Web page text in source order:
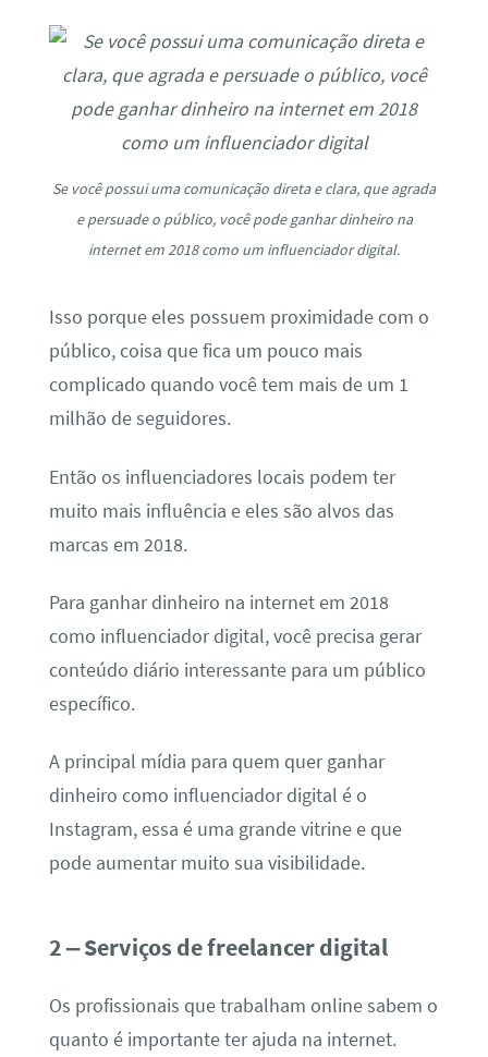
Se você possui uma comunicação direta e clara, que agrada
e persuade o público, você pode ganhar dinheiro na
internet em 2018 como um influenciador digital.
Isso porque eles possuem proximidade com o
público, coisa que fica um pouco mais
complicado quando você tem mais de um 1
milhão de seguidores.
Então os influenciadores locais podem ter
muito mais influência e eles são alvos das
marcas em 2018.
Para ganhar dinheiro na internet em 2018
como influenciador digital, você precisa gerar
conteúdo diário interessante para um público
específico.
A principal mídia para quem quer ganhar
dinheiro como influenciador digital é o
Instagram, essa é uma grande vitrine e que
pode aumentar muito sua visibilidade.
2 – Serviços de freelancer digital
Os profissionais que trabalham online sabem o
quanto é importante ter ajuda na internet.